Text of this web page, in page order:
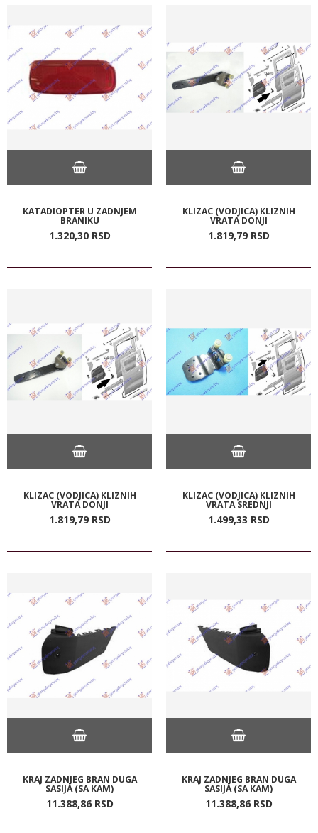
KATADIOPTER U ZADNJEM
BRANIKU
1.320,30 RSD
KLIZAC (VODJICA) KLIZNIH
VRATA DONJI
1.819,79 RSD
KLIZAC (VODJICA) KLIZNIH
VRATA DONJI
1.819,79 RSD
KLIZAC (VODJICA) KLIZNIH
VRATA SREDNJI
1.499,33 RSD
KRAJ ZADNJEG BRAN DUGA
SASIJA (SA KAM)
11.388,86 RSD
KRAJ ZADNJEG BRAN DUGA
SASIJA (SA KAM)
11.388,86 RSD